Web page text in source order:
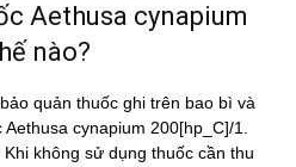
Aethusa cynapium
nào?
quản thuốc ghi trên bao bì và
cynapium 200[hp_C]/1.
không sử dụng thuốc cần thu